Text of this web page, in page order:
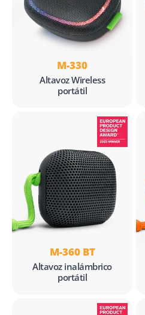
M-330
Altavoz Wireless
portátil
M-360 BT
Altavoz inalámbrico
portátil